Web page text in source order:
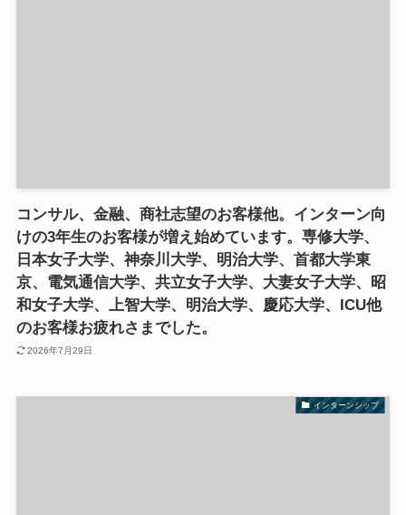
コンサル、金融、商社志望のお客様他。インターン向
けの3年生のお客様が増え始めています。専修大学、
日本女子大学、神奈川大学、明治大学、首都大学東
京、電気通信大学、共立女子大学、大妻女子大学、昭
和女子大学、上智大学、明治大学、慶応大学、ICU他
のお客様お疲れさまでした。
2026年7月29日
インターンシップ